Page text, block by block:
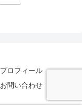
プロフィール
お問い合わせ